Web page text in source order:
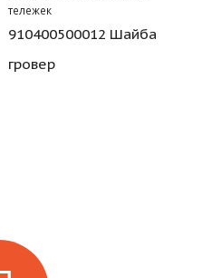
тележек
910400500012 Шайба
гровер